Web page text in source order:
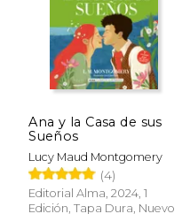
15%
dcto.
Ana y la Casa de sus
Sueños
Lucy Maud Montgomery
(4)
Editorial Alma, 2024, 1
Edición, Tapa Dura, Nuevo